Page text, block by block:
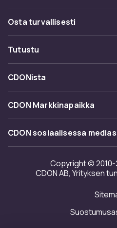
Usein kysyttyä (UKK)
Seuraa pakettia
Ota yhteyttä
Osta turvallisesti
Maksuvaihtoehdot
Toimitus
Takaisinvedot
Tutustu
Kategoriat
Tuotemerkit
CDONista
Tietoa meistä
Asiakasarvionnit
Investor relations
Saavutettavuusseloste
CDON Markkinapaikka
Merchant Help Center
CDON sosiaalisessa
Copyright © 2010-
CDON AB, Yrityksen